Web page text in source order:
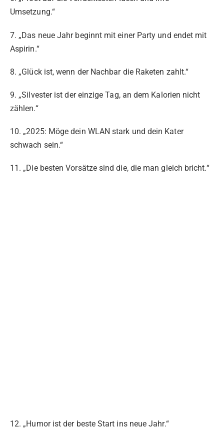
Umsetzung.“
7. „Das neue Jahr beginnt mit einer Party und endet mit
Aspirin.“
8. „Glück ist, wenn der Nachbar die Raketen zahlt.“
9. „Silvester ist der einzige Tag, an dem Kalorien nicht
zählen.“
10. „2025: Möge dein WLAN stark und dein Kater
schwach sein.“
11. „Die besten Vorsätze sind die, die man gleich bricht.“
12. „Humor ist der beste Start ins neue Jahr.“